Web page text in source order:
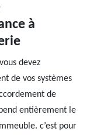
à
devez
de vos systèmes
de
entièrement le
c’est pour